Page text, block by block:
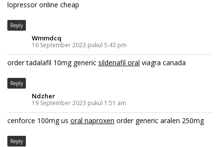
lopressor online cheap
Reply
Wmmdcq
16 September 2023 pukul 5:43 pm
order tadalafil 10mg generic sildenafil oral viagra canada
Reply
Ndzher
19 September 2023 pukul 1:51 am
cenforce 100mg us oral naproxen order generic aralen 250mg
Reply